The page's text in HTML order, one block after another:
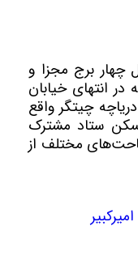
چهار برج مجزا و
انتهای خیابان
مشرف به دریاچه چیتگر واقع
ستاد مشترک
مختلف از